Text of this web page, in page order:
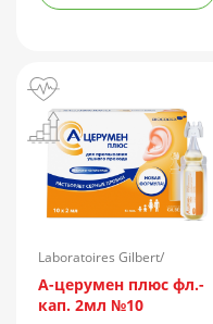
Laboratoires Gilbert/
Франция
А-церумен плюс фл.-
кап. 2мл №10